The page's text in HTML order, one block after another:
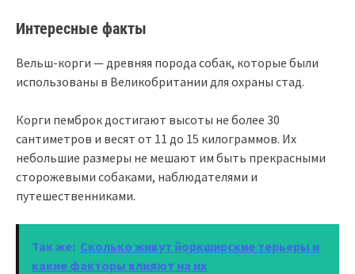
Интересные факты
Вельш-корги — древняя порода собак, которые были
использованы в Великобритании для охраны стад.
Корги пемброк достигают высоты не более 30
сантиметров и весят от 11 до 15 килограммов. Их
небольшие размеры не мешают им быть прекрасными
сторожевыми собаками, наблюдателями и
путешественниками.
Так же: Сколько живут йоркширские терьеры и
какие факторы влияют на их